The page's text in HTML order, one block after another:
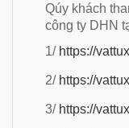
Qúy khách
công ty DHN
1/ https://
2/ https://
3/ https://